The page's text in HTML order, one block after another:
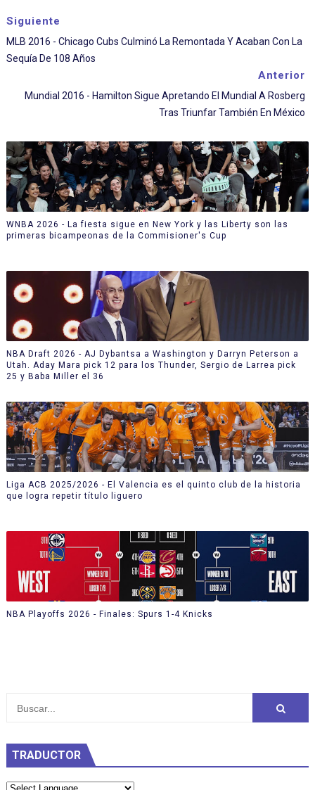
Siguiente
MLB 2016 - Chicago Cubs Culminó La Remontada Y Acaban Con La
Sequía De 108 Años
Anterior
Mundial 2016 - Hamilton Sigue Apretando El Mundial A Rosberg
Tras Triunfar También En México
WNBA 2026 - La fiesta sigue en New York y las Liberty son las
primeras bicampeonas de la Commisioner's Cup
NBA Draft 2026 - AJ Dybantsa a Washington y Darryn Peterson a
Utah. Aday Mara pick 12 para los Thunder, Sergio de Larrea pick
25 y Baba Miller el 36
Liga ACB 2025/2026 - El Valencia es el quinto club de la historia
que logra repetir título liguero
NBA Playoffs 2026 - Finales: Spurs 1-4 Knicks
TRADUCTOR